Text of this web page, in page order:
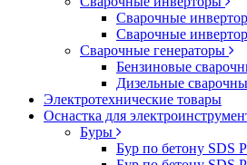
Сварочные
Сварочные
Сварочные генераторы
Бензиновые
Дизельные
Электротехнические товары
Оснастка для
Буры
Бур по бетону SDS